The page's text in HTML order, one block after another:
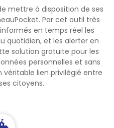
mettre à disposition de ses
Par cet outil très
en temps réel les
quotidien, et les alerter en
solution gratuite pour les
personnelles et sans
véritable lien privilégié entre
citoyens.